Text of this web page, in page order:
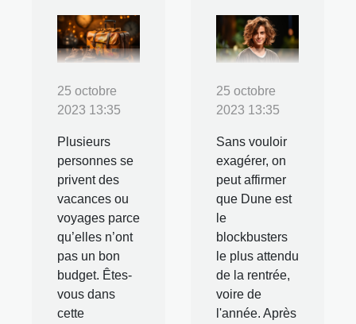
25 octobre
2023 13:35
Plusieurs
personnes se
privent des
vacances ou
voyages parce
qu’elles n’ont
pas un bon
budget. Êtes-
vous dans
cette
25 octobre
2023 13:35
Sans vouloir
exagérer, on
peut affirmer
que Dune est
le
blockbusters
le plus attendu
de la rentrée,
voire de
l'année. Après